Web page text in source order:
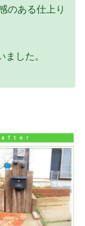
のある仕上り
した。